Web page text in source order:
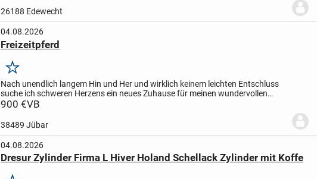
26188 Edewecht
04.08.2026
Freizeitpferd
Merken
Nach unendlich langem Hin und Her und wirklich keinem leichten Entschluss
suche ich schweren Herzens ein neues Zuhause für meinen wundervollen
Wallach (13 Jahre, ca. 1,78 m).
900 €VB
38489 Jübar
04.08.2026
Dresur Zylinder Firma L Hiver Holand Schellack Zylinder mit Koffe